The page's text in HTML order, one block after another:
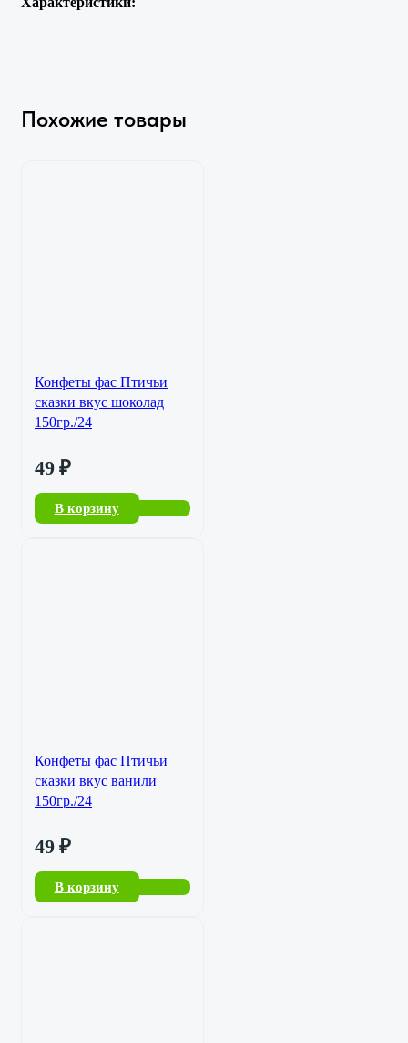
Похожие товары
Конфеты фас Птичьи
сказки вкус шоколад
150гр./24
49 ₽
В корзину
Конфеты фас Птичьи
сказки вкус ванили
150гр./24
49 ₽
В корзину